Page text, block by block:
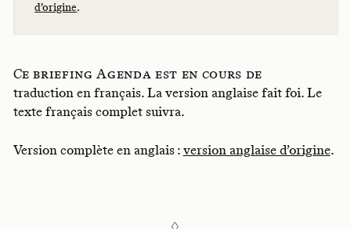
d’origine.
Ce briefing Agenda est en cours de
traduction en français. La version anglaise fait foi. Le
texte français complet suivra.
Version complète en anglais : version anglaise d’origine.